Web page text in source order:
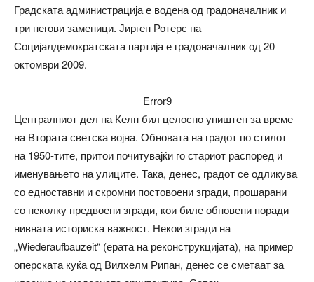
Градската администрација е водена од градоначалник и
три негови заменици. Јирген Ротерс на
Социјалдемократската партија е градоначалник од 20
октомври 2009.
Error9
Централниот дел на Келн бил целосно уништен за време
на Втората светска војна. Обновата на градот по стилот
на 1950-тите, притои почитувајќи го стариот распоред и
именувањето на улиците. Така, денес, градот се одликува
со едноставни и скромни постовоени згради, прошарани
со неколку предвоени згради, кои биле обновени поради
нивната историска важност. Некои згради на
„Wiederaufbauzeit“ (ерата на реконструкцијата), на пример
оперската куќа од Вилхелм Рипан, денес се сметаат за